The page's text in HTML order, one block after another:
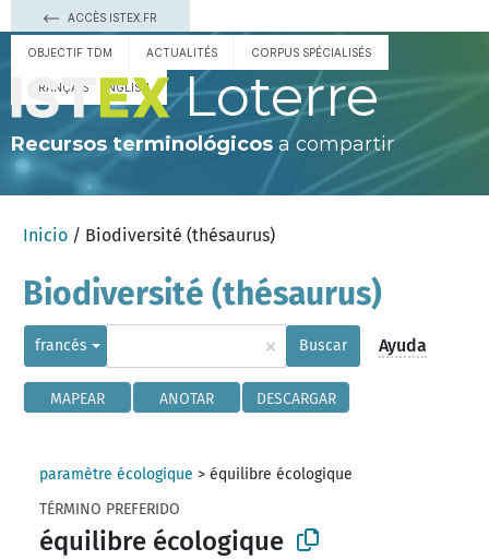
ACCÈS ISTEX.FR
OBJECTIF TDM ACTUALITÉS CORPUS SPÉCIALISÉS
FRANÇAIS ENGLISH Loterre
Recursos terminológicos a compartir
Inicio / Biodiversité (thésaurus)
Biodiversité (thésaurus)
francés × Buscar Ayuda
MAPEAR ANOTAR DESCARGAR
paramètre écologique >équilibre écologique
TÉRMINO PREFERIDO
équilibre écologique